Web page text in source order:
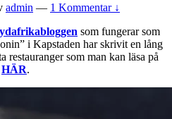
admin — 1 Kommentar ↓
som fungerar som
i Kapstaden har skrivit en lång
restauranger som man kan läsa på
HÄR.